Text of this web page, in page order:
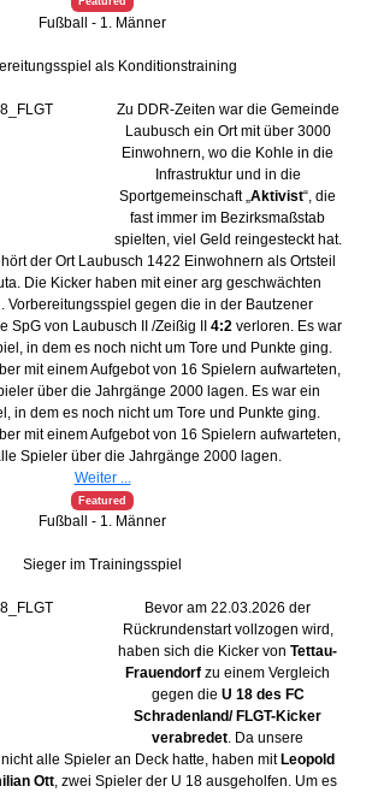
Fußball - 1. Männer
als Konditionstraining
Zu DDR-Zeiten war die Gemeinde
Laubusch ein Ort mit über 3000
Einwohnern, wo die Kohle in die
Infrastruktur und in die
Sportgemeinschaft „ Aktivist“, die
fast immer im Bezirksmaßstab
spielten, viel Geld reingesteckt hat.
der Ort Laubusch 1422 Einwohnern als Ortsteil
Die Kicker haben mit einer arg geschwächten
Vorbereitungsspiel gegen die in der Bautzener
SpG von Laubusch II /Zeißig II 4:2 verloren. Es war
in dem es noch nicht um Tore und Punkte ging.
mit einem Aufgebot von 16 Spielern aufwarteten,
über die Jahrgänge 2000 lagen. Es war ein
in dem es noch nicht um Tore und Punkte ging.
mit einem Aufgebot von 16 Spielern aufwarteten,
Spieler über die Jahrgänge 2000 lagen.
Weiter ...
Featured
Fußball - 1. Männer
Sieger im Trainingsspiel
Bevor am 22.03.2026 der
Rückrundenstart vollzogen wird,
haben sich die Kicker von Tettau-
Frauendorf zu einem Vergleich
gegen die U 18 des FC
Schradenland/ FLGT-Kicker
verabredet . Da unsere
alle Spieler an Deck hatte, haben mitLeopold
Ott, zwei Spieler der U 18 ausgeholfen. Um es